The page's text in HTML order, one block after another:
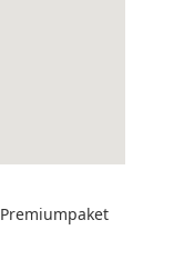
Premiumpaket